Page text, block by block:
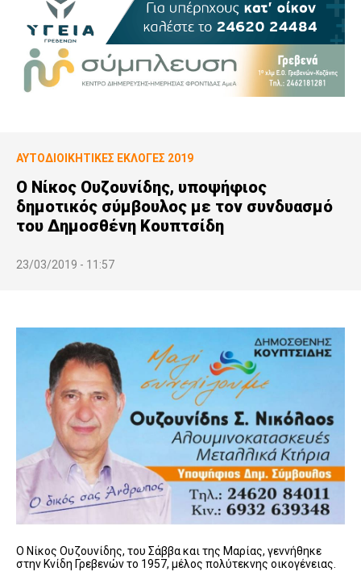
ΑΥΤΟΔΙΟΙΚΗΤΙΚΕΣ ΕΚΛΟΓΕΣ 2019
O Νίκος Ουζουνίδης, υποψήφιος
δημοτικός σύμβουλος με τον συνδυασμό
του Δημοσθένη Κουπτσίδη
23/03/2019 - 11:57
Ο Νίκος Ουζουνίδης, του Σάββα και της Μαρίας, γεννήθηκε
στην Κνίδη Γρεβενών το 1957, μέλος πολύτεκνης οικογένειας.